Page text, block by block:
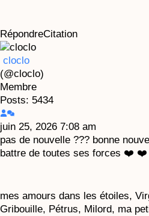
RépondreCitation
cloclo
(@cloclo)
Membre
Posts: 5434
juin 25, 2026 7:08 am
pas de nouvelle ??? bonne
battre de toutes ses forces ❤️ ❤️
mes amours dans les étoiles,
Gribouille, Pétrus, Milord, ma